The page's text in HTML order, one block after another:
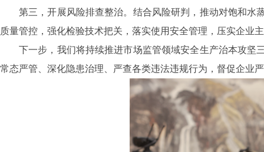
第三，开展风险排查整治。结合风险研判，推动对饱和水
质量管控，强化检验技术把关，落实使用安全管理，压实企业
下一步，我们将持续推进市场监管领域安全生产治本攻坚
常态严管、深化隐患治理、严查各类违法违规行为，督促企业